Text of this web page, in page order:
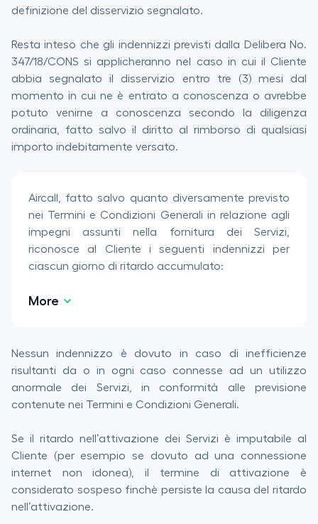
definizione del disservizio segnalato.
Resta inteso che gli indennizzi previsti dalla Delibera No.
347/18/CONS si applicheranno nel caso in cui il Cliente
abbia segnalato il disservizio entro tre (3) mesi dal
momento in cui ne è entrato a conoscenza o avrebbe
potuto venirne a conoscenza secondo la diligenza
ordinaria, fatto salvo il diritto al rimborso di qualsiasi
importo indebitamente versato.
Aircall, fatto salvo quanto diversamente previsto
nei Termini e Condizioni Generali in relazione agli
impegni assunti nella fornitura dei Servizi,
riconosce al Cliente i seguenti indennizzi per
ciascun giorno di ritardo accumulato:
More
Nessun indennizzo è dovuto in caso di inefficienze
risultanti da o in ogni caso connesse ad un utilizzo
anormale dei Servizi, in conformità alle previsione
contenute nei Termini e Condizioni Generali.
Se il ritardo nell’attivazione dei Servizi è imputabile al
Cliente (per esempio se dovuto ad una connessione
internet non idonea), il termine di attivazione è
considerato sospeso finchè persiste la causa del ritardo
nell’attivazione.